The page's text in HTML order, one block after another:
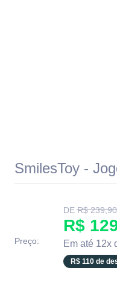
SmilesToy -
Preço:
DE
missing:
pt-
R$ 239,90
pt-
R$
Em até 12x
R$ 110 de